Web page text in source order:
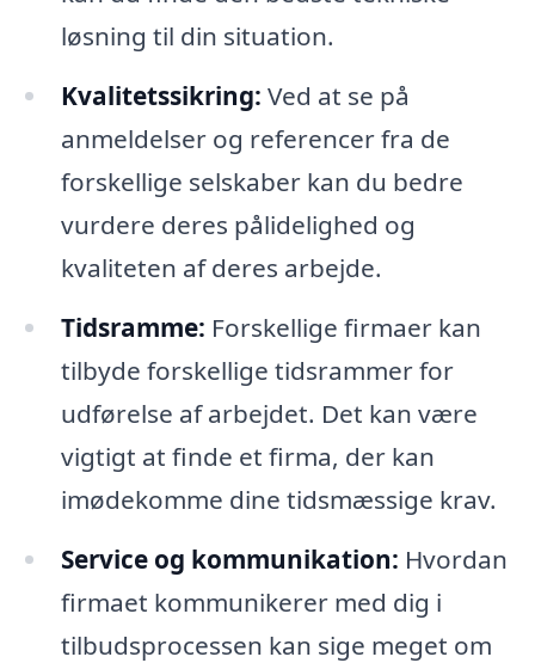
løsning til din situation.
Kvalitetssikring: Ved at se på
anmeldelser og referencer fra de
forskellige selskaber kan du bedre
vurdere deres pålidelighed og
kvaliteten af deres arbejde.
Tidsramme: Forskellige firmaer kan
tilbyde forskellige tidsrammer for
udførelse af arbejdet. Det kan være
vigtigt at finde et firma, der kan
imødekomme dine tidsmæssige krav.
Service og kommunikation: Hvordan
firmaet kommunikerer med dig i
tilbudsprocessen kan sige meget om